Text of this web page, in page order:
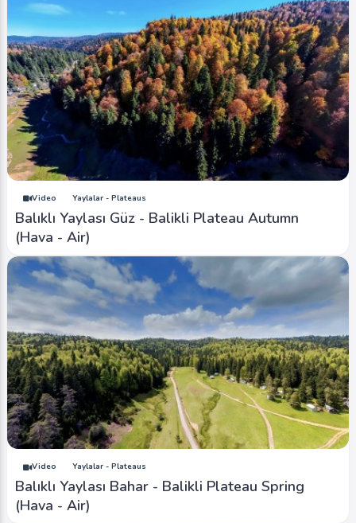
Video Yaylalar - Plateaus
Balıklı Yaylası Güz - Balikli Plateau Autumn
(Hava - Air)
Video Yaylalar - Plateaus
Balıklı Yaylası Bahar - Balikli Plateau Spring
(Hava - Air)